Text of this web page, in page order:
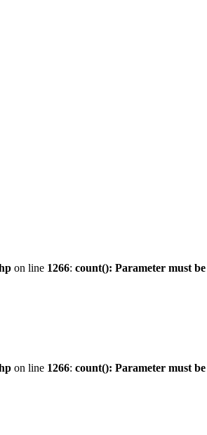
on line 1266: count(): Parameter must
on line 1266: count(): Parameter must